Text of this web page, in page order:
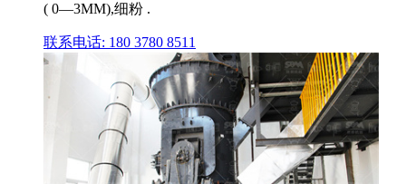
( 0—3MM),细粉 .
联系电话: 180 3780 8511